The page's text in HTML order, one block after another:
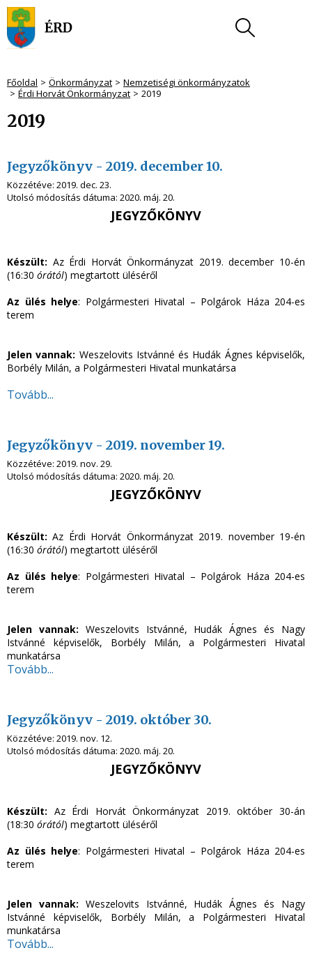
Főoldal Önkormányzat
Nemzetiségi önkormányzatok
Érdi Horvát Önkormányzat
2019
2019
Jegyzőkönyv - 2019. december 10.
Közzétéve: 2019. dec. 23.
Utolsó módosítás dátuma: 2020. máj. 20.
JEGYZŐKÖNYV
Készült: Az Érdi Horvát Önkormányzat 2019. december 10-én
(16:30 órától) megtartott üléséről
Az ülés helye: Polgármesteri Hivatal – Polgárok Háza 204-es
terem
Jelen vannak: Weszelovits Istvánné és Hudák Ágnes képviselők,
Borbély Milán, a Polgármesteri Hivatal munkatársa
Tovább...
Jegyzőkönyv - 2019. november 19.
Közzétéve: 2019. nov. 29.
Utolsó módosítás dátuma: 2020. máj. 20.
JEGYZŐKÖNYV
Készült: Az Érdi Horvát Önkormányzat 2019. november 19-én
(16:30 órától) megtartott üléséről
Az ülés helye: Polgármesteri Hivatal – Polgárok Háza 204-es
terem
Jelen vannak: Weszelovits Istvánné, Hudák Ágnes és Nagy
Istvánné képviselők, Borbély Milán, a Polgármesteri Hivatal
munkatársa
Tovább...
Jegyzőkönyv - 2019. október 30.
Közzétéve: 2019. nov. 12.
Utolsó módosítás dátuma: 2020. máj. 20.
JEGYZŐKÖNYV
Készült: Az Érdi Horvát Önkormányzat 2019. október 30-án
(18:30 órától) megtartott üléséről
Az ülés helye: Polgármesteri Hivatal – Polgárok Háza 204-es
terem
Jelen vannak: Weszelovits Istvánné, Hudák Ágnes és Nagy
Istvánné képviselők, Borbély Milán, a Polgármesteri Hivatal
munkatársa
Tovább...